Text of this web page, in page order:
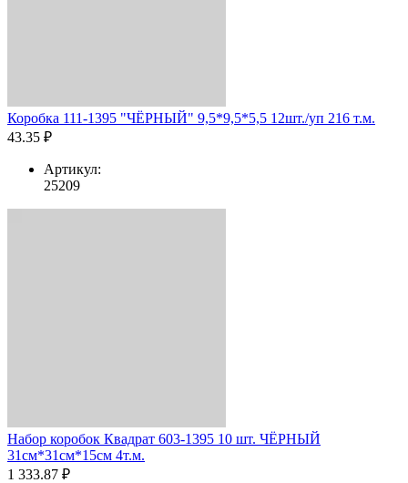
Коробка 111-1395 "ЧЁРНЫЙ" 9,5*9,5*5,5 12шт./уп 216 т.м.
43.35 ₽
Артикул:
25209
Набор коробок Квадрат 603-1395 10 шт. ЧЁРНЫЙ
31см*31см*15см 4т.м.
1 333.87 ₽